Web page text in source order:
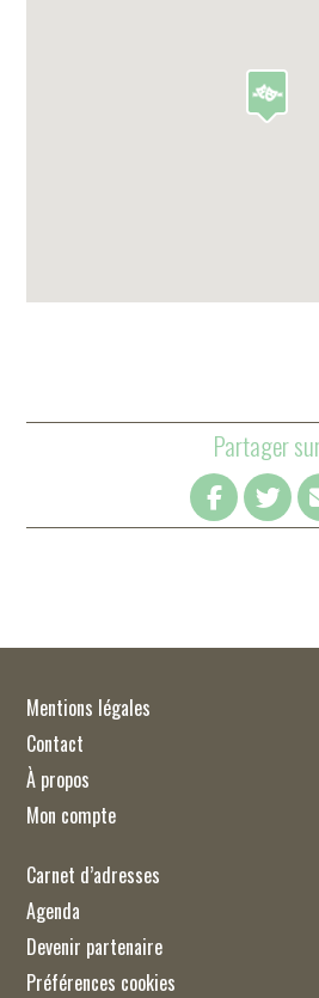
Partager
Mentions légales
Contact
À propos
Mon compte
Carnet d’adresses
Agenda
Devenir partenaire
Préférences cookies